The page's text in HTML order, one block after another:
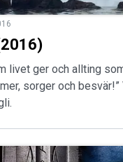
livet ger och allting
sorger och